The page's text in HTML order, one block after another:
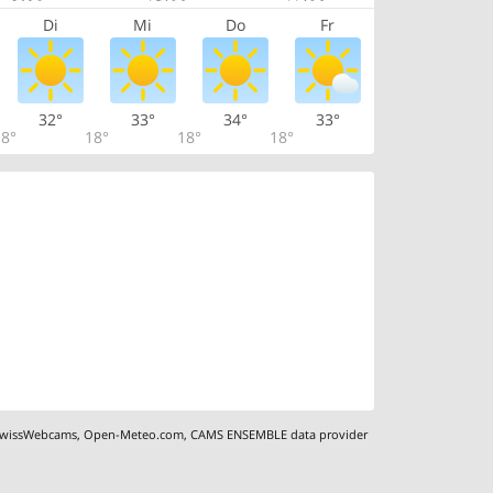
Di Mi Do Fr
32°
18°
33°
18°
34°
18°
33°
,Open-Meteo.com,CAMS ENSEMBLE data provider